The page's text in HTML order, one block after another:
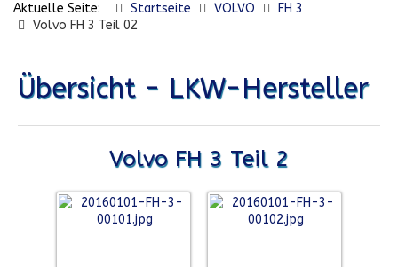
Aktuelle Seite: Startseite VOLVO
FH 3
Volvo FH 3 Teil 02
Übersicht - LKW-Hersteller
Volvo FH 3 Teil 2